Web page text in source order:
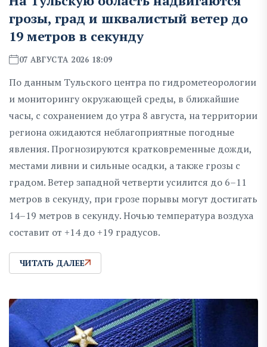
грозы, град и шквалистый ветер до
19 метров в секунду
07 АВГУСТА 2026 18:09
По данным Тульского центра по гидрометеорологии
и мониторингу окружающей среды, в ближайшие
часы, с сохранением до утра 8 августа, на территории
региона ожидаются неблагоприятные погодные
явления. Прогнозируются кратковременные дожди,
местами ливни и сильные осадки, а также грозы с
градом. Ветер западной четверти усилится до 6–11
метров в секунду, при грозе порывы могут достигать
14–19 метров в секунду. Ночью температура воздуха
составит от +14 до +19 градусов.
ЧИТАТЬ ДАЛЕЕ